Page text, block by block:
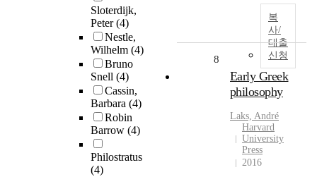
Sloterdijk,
Peter(4)
Nestle,
Wilhelm (4)
Bruno
Snell (4)
Cassin,
Barbara (4)
Robin
Barrow (4)
Philostratus
(4)
복
사/
대출
신청
8
Early Greek
philosophy
Laks, André
Harvard
University
Press
2016